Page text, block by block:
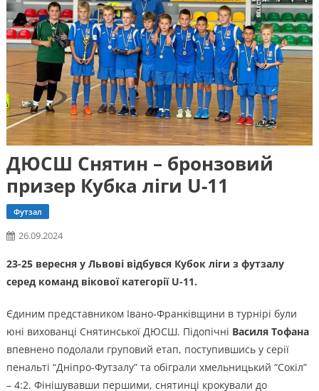
ДЮСШ Снятин – бронзовий
призер Кубка ліги U-11
Футзал
26.09.2024
23-25 вересня у Львові відбувся Кубок ліги з футзалу
серед команд вікової категорії U-11.
Єдиним представником Івано-Франківщини в турнірі були
юні вихованці Снятинської ДЮСШ. Підопічні Василя Тофана
впевнено подолали груповий етап, поступившись у серії
пенальті “Дніпро-Футзалу” та обіграли хмельницький “Сокіл”
– 4:2. Фінішувавши першими, снятинці крокували до